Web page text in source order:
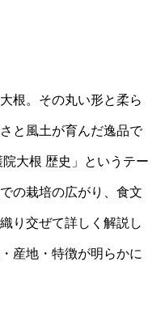
根。その丸い形と柔ら
と風土が育んだ逸品で
大根 歴史」というテー
の栽培の広がり、食文
り交ぜて詳しく解説し
産地・特徴が明らかに